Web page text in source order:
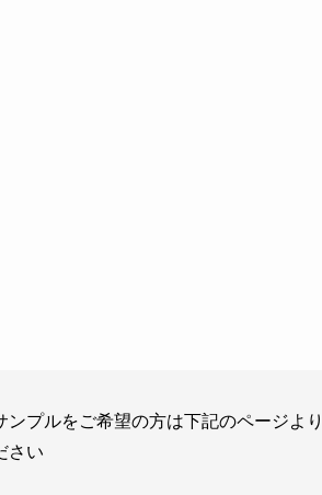
ンプルをご希望の方は下記のページよ
さい